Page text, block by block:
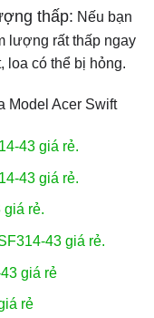
thấp: Nếu bạn
lượng rất thấp ngay
loa có thể bị hỏng.
Model Acer Swift
43 giá rẻ.
43 giá rẻ.
giá rẻ.
43 giá rẻ.
giá rẻ
rẻ